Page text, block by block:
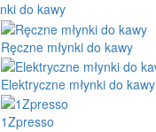
Ręczne młynki do kawy
Elektryczne młynki do kawy
1Zpresso